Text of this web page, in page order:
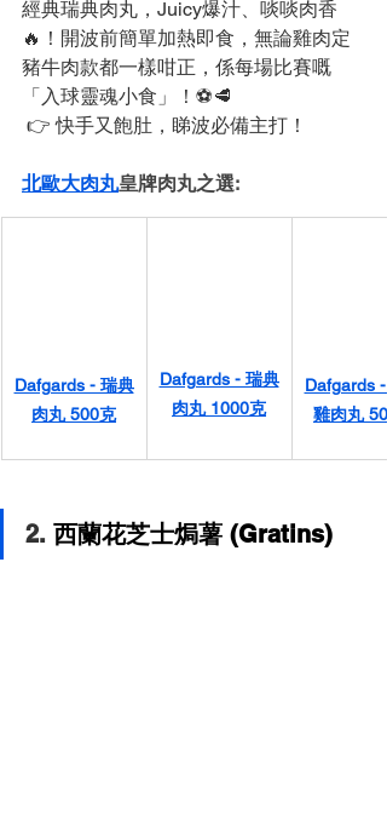
經典瑞典肉丸，Juicy爆汁、啖啖肉香
🔥！開波前簡單加熱即食，無論雞肉定
豬牛肉款都一樣咁正，係每場比賽嘅
「入球靈魂小食」！⚽🥩
👉 快手又飽肚，睇波必備主打！
北歐大肉丸皇牌肉丸之選:
Dafgards - 瑞典
肉丸 500克
Dafgards - 瑞典
肉丸 1000克
Dafgards -
雞肉丸
2. 西蘭花芝士焗薯 (Gratins)